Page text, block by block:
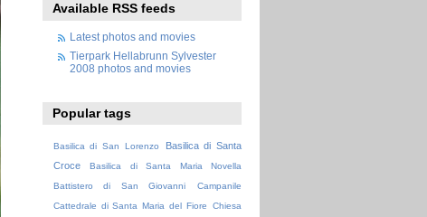
Available RSS feeds
Latest photos and movies
Tierpark Hellabrunn Sylvester
2008 photos and movies
Popular tags
Basilica di San Lorenzo
Basilica di Santa
Croce
Basilica di Santa Maria Novella
Battistero di San Giovanni
Campanile
Cattedrale di Santa Maria del Fiore
Chiesa